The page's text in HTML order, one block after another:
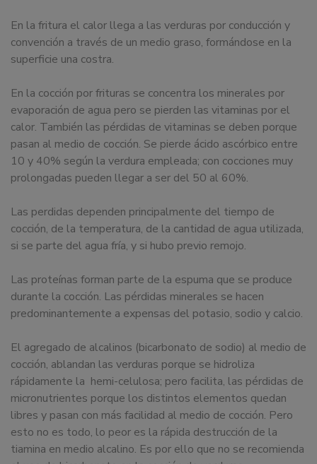
En la fritura el calor llega a las verduras por conducción y
convención a través de un medio graso, formándose en la
superficie una costra.
En la cocción por frituras se concentra los minerales por
evaporación de agua pero se pierden las vitaminas por el
calor. También las pérdidas de vitaminas se deben porque
pasan al medio de cocción. Se pierde ácido ascórbico entre
10 y 40% según la verdura empleada; con cocciones muy
prolongadas pueden llegar a ser del 50 al 60%.
Las perdidas dependen principalmente del tiempo de
cocción, de la temperatura, de la cantidad de agua utilizada,
si se parte del agua fría, y si hubo previo remojo.
Las proteínas forman parte de la espuma que se produce
durante la cocción. Las pérdidas minerales se hacen
predominantemente a expensas del potasio, sodio y calcio.
El agregado de alcalinos (bicarbonato de sodio) al medio de
cocción, ablandan las verduras porque se hidroliza
rápidamente la hemi-celulosa; pero facilita, las pérdidas de
micronutrientes porque los distintos elementos quedan
libres y pasan con más facilidad al medio de cocción. Pero
esto no es todo, lo peor es la rápida destrucción de la
tiamina en medio alcalino. Es por ello que no se recomienda